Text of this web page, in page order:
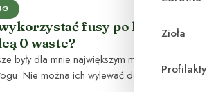
Zioła
fusy po kawie
0 waste?
były dla mnie największym minusem
Nie można ich wylewać do zlewu,